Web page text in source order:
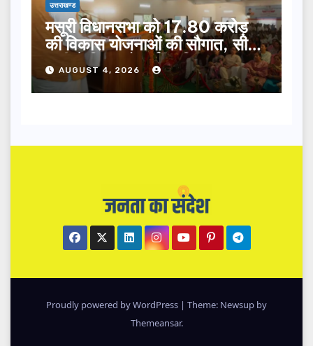
उत्तराखण्ड
मसूरी विधानसभा को 17.80 करोड़
की विकास योजनाओं की सौगात, सीएम
धामी ने किया लोकार्पण-शिलान्यास.
AUGUST 4, 2026
Proudly powered by WordPress | Theme: Newsup by
Themeansar.